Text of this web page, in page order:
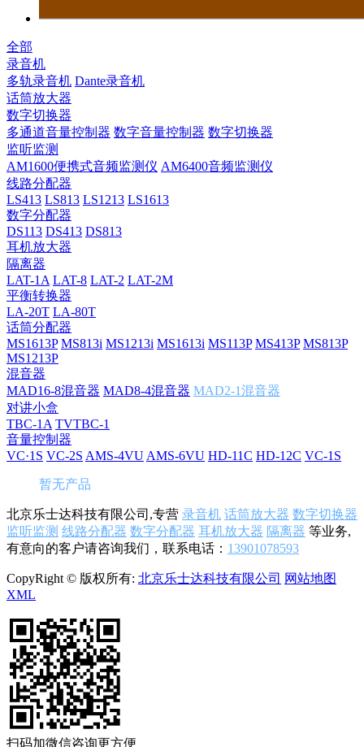
全部
录音机
多轨录音机 Dante录音机
话筒放大器
数字切换器
多通道音量控制器 数字音量控制器 数字切换器
监听监测
AM1600便携式音频监测仪 AM6400音频监测仪
线路分配器
LS413 LS813 LS1213 LS1613
数字分配器
DS113 DS413 DS813
耳机放大器
隔离器
LAT-1A LAT-8 LAT-2 LAT-2M
平衡转换器
LA-20T LA-80T
话筒分配器
MS1613P MS813i MS1213i MS1613i MS113P MS413P MS813P
MS1213P
混音器
MAD16-8混音器 MAD8-4混音器 MAD2-1混音器
对讲小盒
TBC-1A TVTBC-1
音量控制器
VC·1S VC-2S AMS-4VU AMS-6VU HD-11C HD-12C VC-1S
暂无产品
北京乐士达科技有限公司,专营 录音机 话筒放大器 数字切换器
监听监测 线路分配器 数字分配器 耳机放大器 隔离器 等业务,
有意向的客户请咨询我们，联系电话： 13901078593
CopyRight © 版权所有: 北京乐士达科技有限公司 网站地图
XML
扫码加微信咨询更方便